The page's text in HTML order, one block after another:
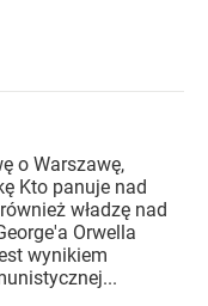
o Warszawę,
Kto panuje nad
władzę nad
Orwella
wynikiem